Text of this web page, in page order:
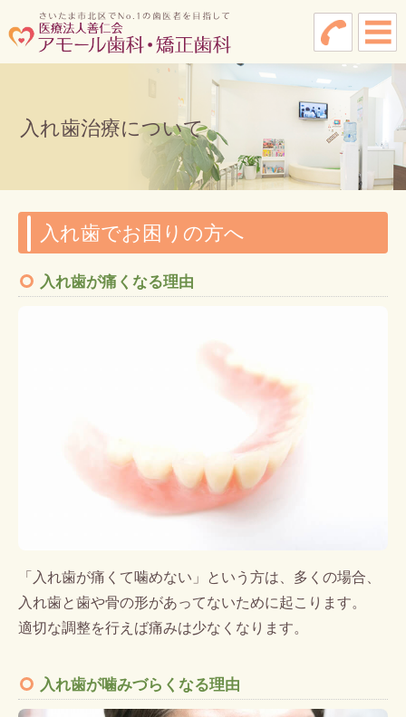
入れ歯治療について
入れ歯でお困りの方へ
入れ歯が痛くなる理由
「入れ歯が痛くて噛めない」という方は、多くの場合、
入れ歯と歯や骨の形があってないために起こります。
適切な調整を行えば痛みは少なくなります。
入れ歯が噛みづらくなる理由